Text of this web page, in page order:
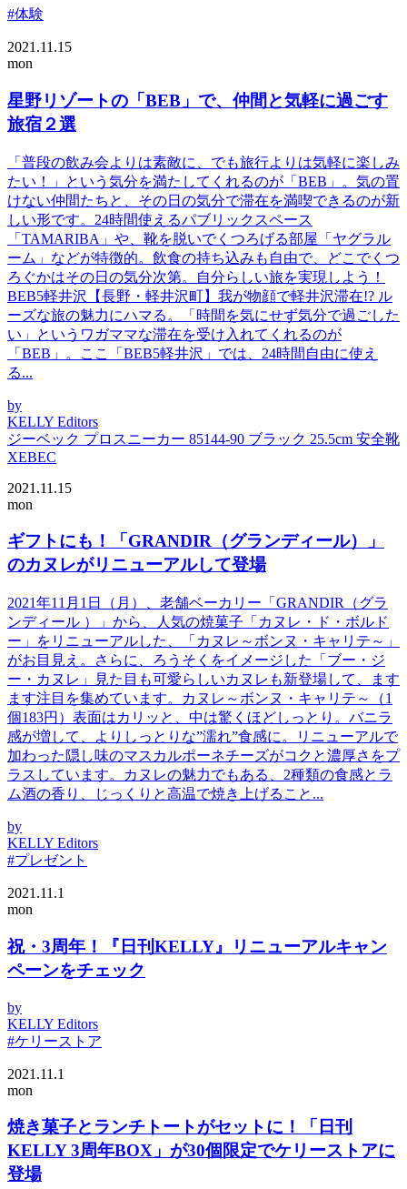
#体験
2021.11.15
mon
星野リゾートの「BEB」で、仲間と気軽に過ごす
旅宿２選
「普段の飲み会よりは素敵に、でも旅行よりは気軽に楽しみ
たい！」という気分を満たしてくれるのが「BEB」。気の置
けない仲間たちと、その日の気分で滞在を満喫できるのが新
しい形です。24時間使えるパブリックスペース
「TAMARIBA」や、靴を脱いでくつろげる部屋「ヤグラル
ーム」などが特徴的。飲食の持ち込みも自由で、どこでくつ
ろぐかはその日の気分次第。自分らしい旅を実現しよう！
BEB5軽井沢【長野・軽井沢町】我が物顔で軽井沢滞在!? ル
ーズな旅の魅力にハマる。「時間を気にせず気分で過ごした
い」というワガママな滞在を受け入れてくれるのが
「BEB」。ここ「BEB5軽井沢」では、24時間自由に使え
る...
by
KELLY Editors
ジーベック プロスニーカー 85144-90 ブラック 25.5cm 安全靴
XEBEC
2021.11.15
mon
ギフトにも！「GRANDIR（グランディール）」
のカヌレがリニューアルして登場
2021年11月1日（月）、老舗ベーカリー「GRANDIR（グラ
ンディール ）」から、人気の焼菓子「カヌレ・ド・ボルド
ー」をリニューアルした、「カヌレ～ボンヌ・キャリテ～」
がお目見え。さらに、ろうそくをイメージした「ブー・ジ
ー・カヌレ」見た目も可愛らしいカヌレも新登場して、ます
ます注目を集めています。カヌレ～ボンヌ・キャリテ～（1
個183円）表面はカリッと、中は驚くほどしっとり。バニラ
感が増して、よりしっとりな”濡れ”食感に。リニューアルで
加わった隠し味のマスカルポーネチーズがコクと濃厚さをプ
ラスしています。カヌレの魅力でもある、2種類の食感とラ
ム酒の香り、じっくりと高温で焼き上げること...
by
KELLY Editors
#プレゼント
2021.11.1
mon
祝・3周年！『日刊KELLY』リニューアルキャン
ペーンをチェック
by
KELLY Editors
#ケリーストア
2021.11.1
mon
焼き菓子とランチトートがセットに！「日刊
KELLY 3周年BOX」が30個限定でケリーストアに
登場